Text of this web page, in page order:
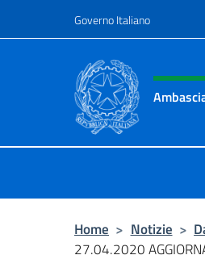
Governo Italiano
Intestazione
Home > Notizie >
27.04.2020